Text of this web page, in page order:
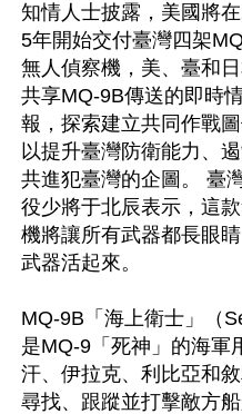
知情人士披露，美國將
5年開始交付臺灣四架
無人偵察機，美、臺和
共享MQ-9B傳送的即時
報，探索建立共同作戰圖
以提升臺灣防衛能力、
共進犯臺灣的企圖。 臺
役少將于北辰表示，這
機將讓所有武器都長眼
武器活起來。
MQ-9B「海上衛士」（
是MQ-9「死神」的海軍
汗、伊拉克、利比亞和
尋找、跟蹤並打擊敵方船